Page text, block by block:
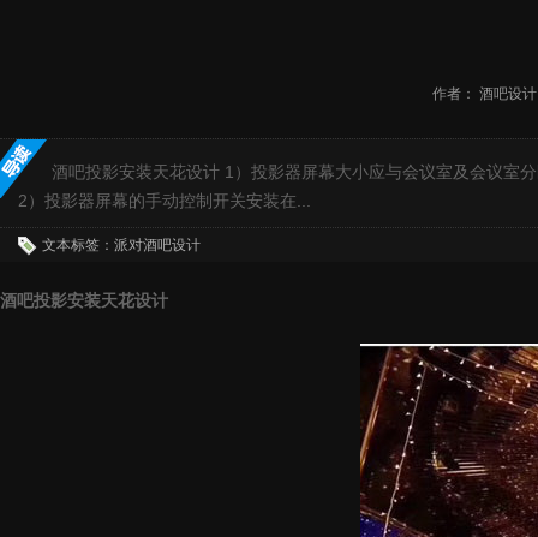
作者： 酒吧设计
酒吧投影安装天花设计 1）投影器屏幕大小应与会议室及会议室
2）投影器屏幕的手动控制开关安装在...
文本标签：派对酒吧设计
酒吧投影安装天花设计